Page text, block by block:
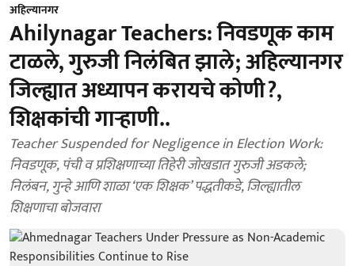
अहिल्यानगर
Ahilynagar Teachers: निवडणूक काम
टाळले, गुरुजी निलंबित झाले; अहिल्यानगर
जिल्ह्यात अध्यापन करायचे कोणी?,
शिक्षकांची गाऱ्हाणी..
Teacher Suspended for Negligence in Election Work:
निवडणूक, पंची व प्रशिक्षणाच्या तिहेरी जोखडात गुरुजी अडकले;
निलंबन, गुन्हे आणि शाळा ‘एक शिक्षक’ पद्धतीकडे, जिल्ह्यातील
शिक्षणाचा बोजवारा